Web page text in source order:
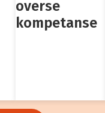
overse
kompetanse